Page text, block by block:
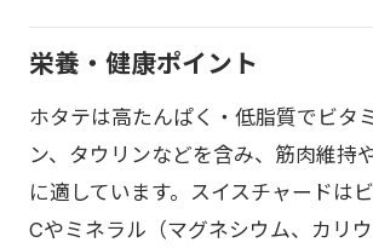
栄養・健康ポイント
ホタテは高たんぱく・低脂質でビタ
ン、タウリンなどを含み、筋肉維持
に適しています。スイスチャードは
Cやミネラル（マグネシウム、カリ